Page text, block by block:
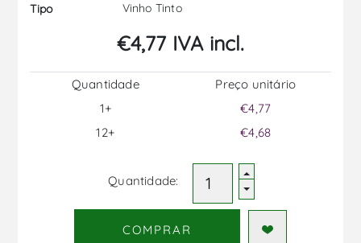
Tipo
Vinho Tinto
€4,77 IVA incl.
Quantidade
1+
12+
Preço unitário
€4,77
€4,68
Quantidade:
COMPRAR